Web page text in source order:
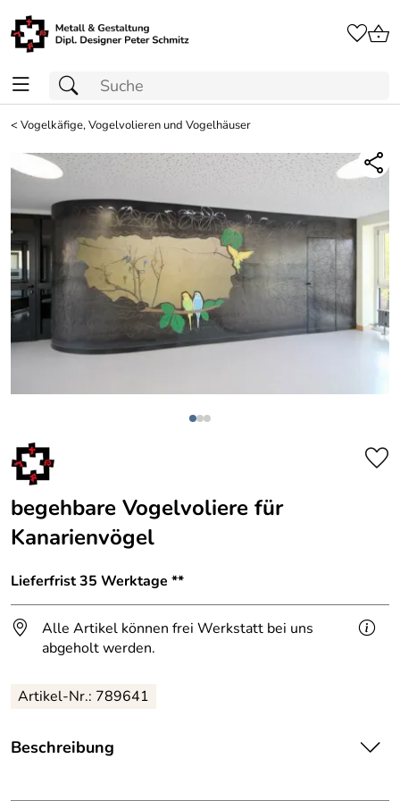
<Vogelkäfige, Vogelvolieren und Vogelhäuser
begehbare Vogelvoliere für
Kanarienvögel
Lieferfrist 35 Werktage **
Alle Artikel können frei Werkstatt bei uns
abgeholt werden.
Artikel-Nr.: 789641
Beschreibung